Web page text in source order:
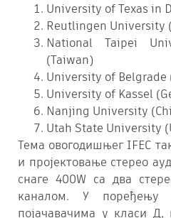
University of Texas in
Reutlingen University
National Taipei
(Taiwan)
University of Belgrade
University of Kassel
Nanjing University
Utah State University
Тема овогодишњег IFEC
и пројектовање стерео
снаге 400W са два
каналом. У поређењу
појачавачима у класи Д,